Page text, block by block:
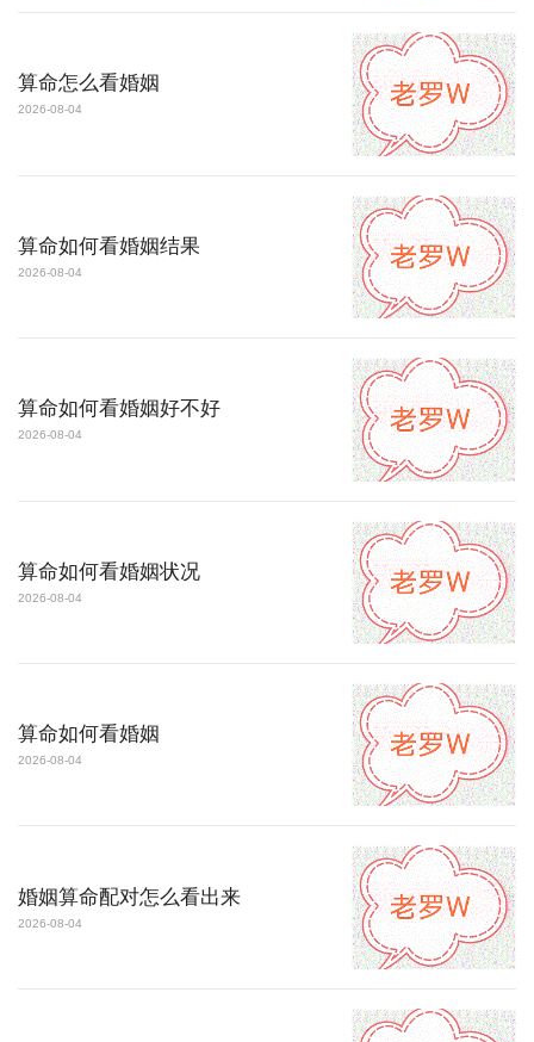
算命怎么看婚姻
2026-08-04
算命如何看婚姻结果
2026-08-04
算命如何看婚姻好不好
2026-08-04
算命如何看婚姻状况
2026-08-04
算命如何看婚姻
2026-08-04
婚姻算命配对怎么看出来
2026-08-04